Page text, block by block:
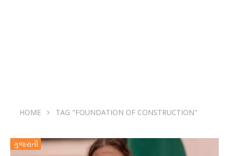
HOME TAG "FOUNDATION OF CONSTRUCTION"
ગુજરાતી